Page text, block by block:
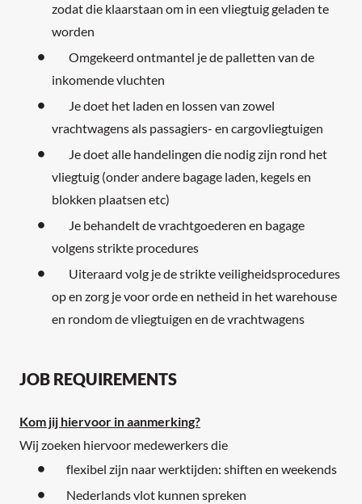
zodat die klaarstaan om in een vliegtuig geladen te
worden
Omgekeerd ontmantel je de palletten van de
inkomende vluchten
Je doet het laden en lossen van zowel
vrachtwagens als passagiers- en cargovliegtuigen
Je doet alle handelingen die nodig zijn rond het
vliegtuig (onder andere bagage laden, kegels en
blokken plaatsen etc)
Je behandelt de vrachtgoederen en bagage
volgens strikte procedures
Uiteraard volg je de strikte veiligheidsprocedures
op en zorg je voor orde en netheid in het warehouse
en rondom de vliegtuigen en de vrachtwagens
JOB REQUIREMENTS
Kom jij hiervoor in aanmerking?
Wij zoeken hiervoor medewerkers die
flexibel zijn naar werktijden: shiften en weekends
Nederlands vlot kunnen spreken